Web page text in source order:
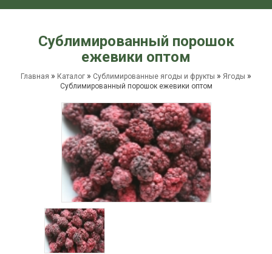
Сублимированный порошок
ежевики оптом
Главная » Каталог » Сублимированные ягоды и фрукты » Ягоды »
Сублимированный порошок ежевики оптом